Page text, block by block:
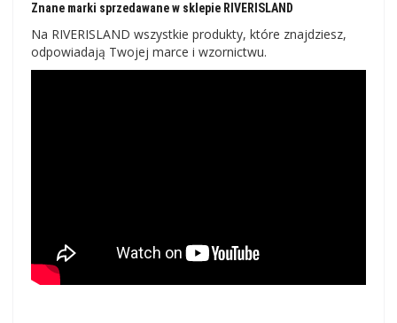
Znane marki sprzedawane w sklepie RIVERISLAND
Na RIVERISLAND wszystkie produkty, które znajdziesz,
odpowiadają Twojej marce i wzornictwu.